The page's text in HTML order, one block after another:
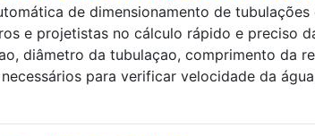
de dimensionamento de
e projetistas no cálculo rápido e preciso
diâmetro da tubulaçao, comprimento da
para verificar velocidade da